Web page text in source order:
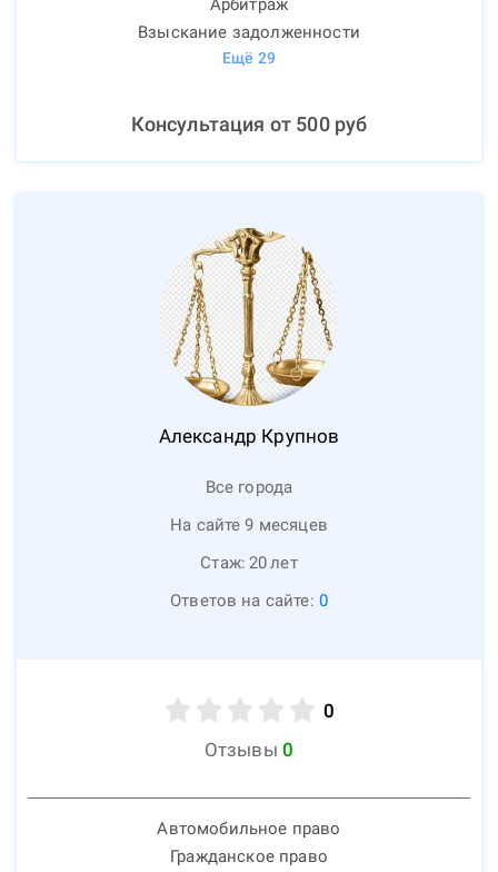
Арбитраж
Взыскание задолженности
Ещё 29
Консультация от 500руб
Александр Крупнов
Все города
На сайте 9 месяцев
Стаж: 20лет
Ответов на сайте: 0
0
Отзывы 0
Автомобильное право
Гражданское право